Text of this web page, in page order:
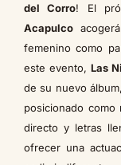
del Corro! El
Acapulco
femenino como
este evento, Las
de su nuevo
posicionado
directo y letras
ofrecer una